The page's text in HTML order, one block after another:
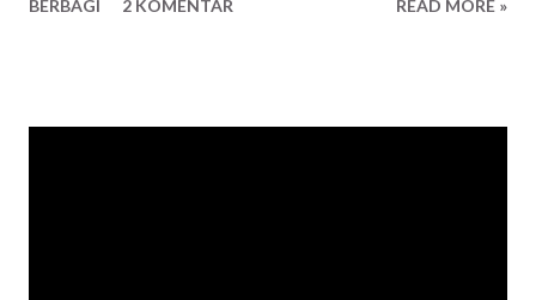
BERBAGI 2 KOMENTAR READ MORE »